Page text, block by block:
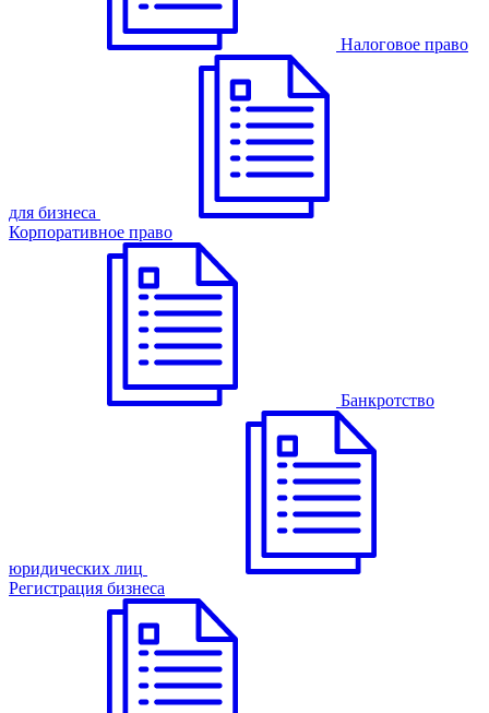
Налоговое право
для бизнеса
Корпоративное право
Банкротство
юридических лиц
Регистрация бизнеса